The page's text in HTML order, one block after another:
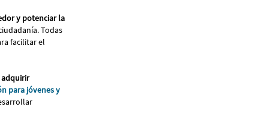
y potenciar la
Todas
facilitar el
adquirir
para jóvenes y